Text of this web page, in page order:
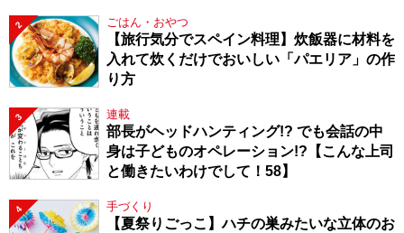
2 ごはん・おやつ
【旅行気分でスペイン料理】炊飯器に材料を
入れて炊くだけでおいしい「パエリア」の作
り方
3 連載
部長がヘッドハンティング!? でも会話の中
身は子どものオペレーション!?【こんな上司
と働きたいわけでして！58】
4 手づくり
【夏祭りごっこ】ハチの巣みたいな立体のお